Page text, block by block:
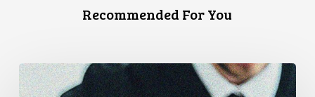
Recommended For You
L’Association
canadienne